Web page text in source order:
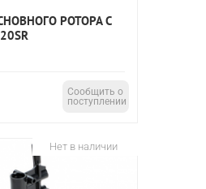
РОТОРА С
Сообщить о
поступлении
Нет в наличии